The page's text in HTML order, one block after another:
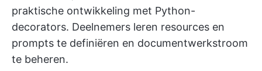
praktische ontwikkeling met Python-
decorators. Deelnemers leren resources en
prompts te definiëren en documentwerkstroom
te beheren.